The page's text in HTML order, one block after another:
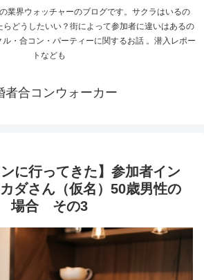
業界ウォッチャーのブログです。サクラはいるの
どうしたいい？街によって参加者に違いはあるの
・合コン・パーティーに関するお話 。潜入レポー
トなども
者合コンウォーカー
ンに行ってきた】参加者イン
ダさん（仮名）50歳男性の
場合 その3